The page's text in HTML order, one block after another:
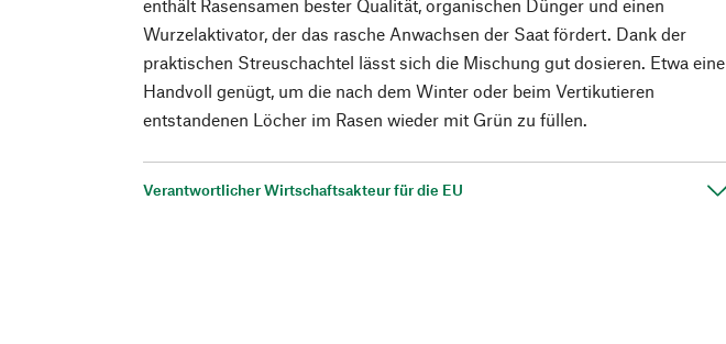
enthält Rasensamen bester Qualität, organischen Dünger und einen
Wurzelaktivator, der das rasche Anwachsen der Saat fördert. Dank der
praktischen Streuschachtel lässt sich die Mischung gut dosieren. Etwa eine
Handvoll genügt, um die nach dem Winter oder beim Vertikutieren
entstandenen Löcher im Rasen wieder mit Grün zu füllen.
Verantwortlicher Wirtschaftsakteur für die EU